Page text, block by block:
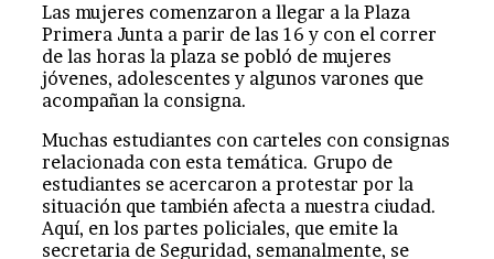
Las mujeres comenzaron a llegar a la Plaza
Primera Junta a parir de las 16 y con el correr
de las horas la plaza se pobló de mujeres
jóvenes, adolescentes y algunos varones que
acompañan la consigna.
Muchas estudiantes con carteles con consignas
relacionada con esta temática. Grupo de
estudiantes se acercaron a protestar por la
situación que también afecta a nuestra ciudad.
Aquí, en los partes policiales, que emite la
secretaria de Seguridad, semanalmente, se